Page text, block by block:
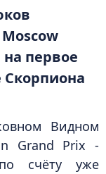
первое
Видном
Grand Prix -
счёту уже